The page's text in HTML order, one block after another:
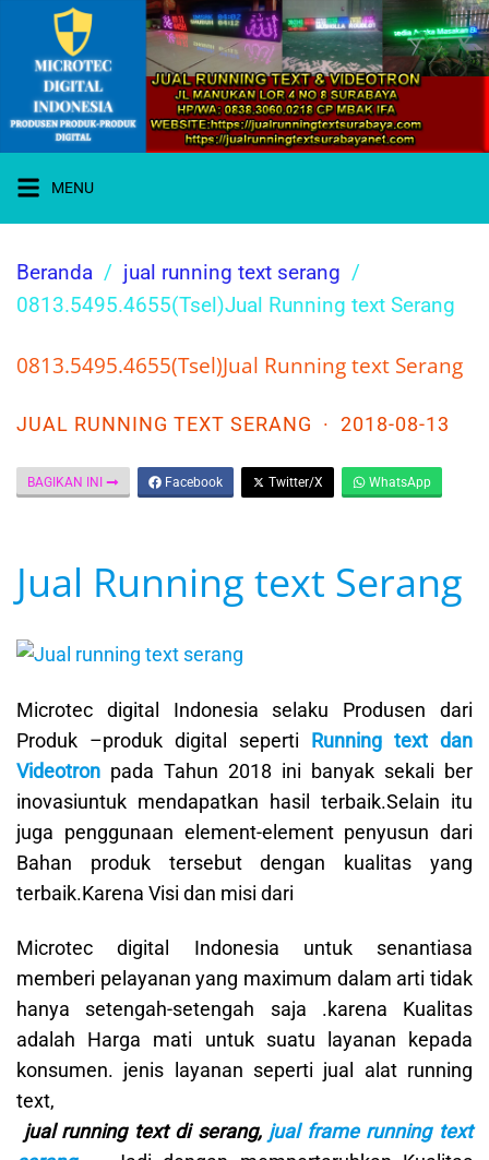
Langsung
konten
WA 0838-
3060-0218
I JUAL
RUNNING
MENU
Beranda
jual running text serang
0813.5495.4655(Tsel)Jual Running text Serang
0813.5495.4655(Tsel)Jual Running text Serang
JUAL RUNNING TEXT SERANG · 2018-08-13
BAGIKAN INI Facebook Twitter/X WhatsApp
Jual Running text Serang
Microtec digital Indonesia selaku Produsen dari
Produk –produk digital seperti Running text dan
Videotron pada Tahun 2018 ini banyak sekali ber
inovasiuntuk mendapatkan hasil terbaik.Selain itu
juga penggunaan element-element penyusun dari
Bahan produk tersebut dengan kualitas yang
terbaik.Karena Visi dan misi dari
Microtec digital Indonesia untuk senantiasa
memberi pelayanan yang maximum dalam arti tidak
hanya setengah-setengah saja .karena Kualitas
adalah Harga mati untuk suatu layanan kepada
konsumen. jenis layanan seperti jual alat running
text,
jual running text di serang, jual frame running text